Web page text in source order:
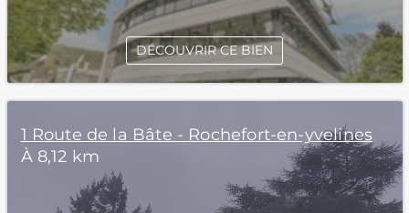
DÉCOUVRIR CE BIEN
1 Route de la Bâte - Rochefort-en-yvelines
À 8,12 km